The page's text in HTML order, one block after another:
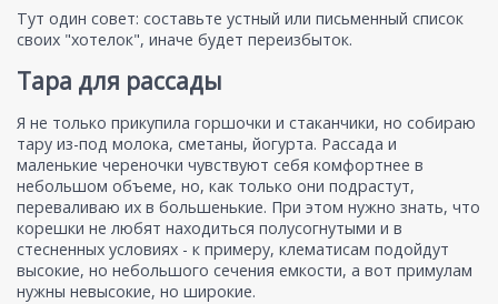
Тут один совет: составьте устный или письменный список
своих "хотелок", иначе будет переизбыток.
Тара для рассады
Я не только прикупила горшочки и стаканчики, но собираю
тару из-под молока, сметаны, йогурта. Рассада и
маленькие череночки чувствуют себя комфортнее в
небольшом объеме, но, как только они подрастут,
переваливаю их в большенькие. При этом нужно знать, что
корешки не любят находиться полусогнутыми и в
стесненных условиях - к примеру, клематисам подойдут
высокие, но небольшого сечения емкости, а вот примулам
нужны невысокие, но широкие.